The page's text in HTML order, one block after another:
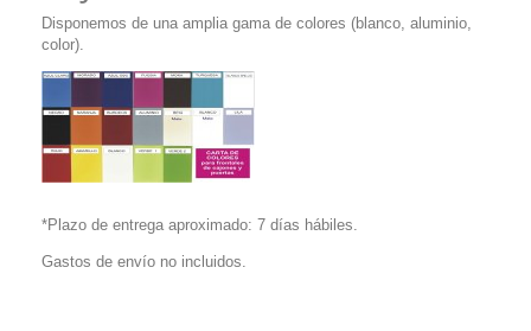
Disponemos de una amplia gama de colores (blanco, aluminio,
color).
*Plazo de entrega aproximado: 7 días hábiles.
Gastos de envío no incluidos.